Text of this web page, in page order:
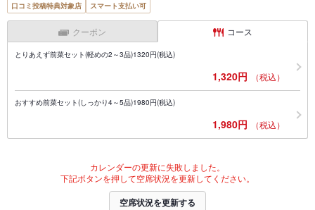
口コミ投稿特典対象店 スマート支払い可
クーポン コース
とりあえず前菜セット(軽めの2～3品)1320円(税込)
1,320円 （税込）
おすすめ前菜セット(しっかり4～5品)1980円(税込)
1,980円 （税込）
カレンダーの更新に失敗しました。
下記ボタンを押して空席状況を更新してください。
空席状況を更新する